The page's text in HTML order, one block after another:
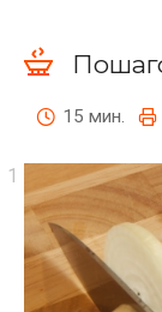
15 мин.